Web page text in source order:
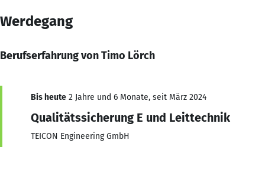
Werdegang
Berufserfahrung von Timo Lörch
Bis heute 2 Jahre und 6 Monate, seit März 2024
Qualitätssicherung E und Leittechnik
TEICON Engineering GmbH